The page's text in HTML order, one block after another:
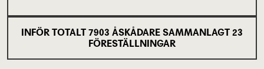
INFÖR TOTALT 7903 ÅSKÅDARE SAMMANLAGT 23
FÖRESTÄLLNINGAR